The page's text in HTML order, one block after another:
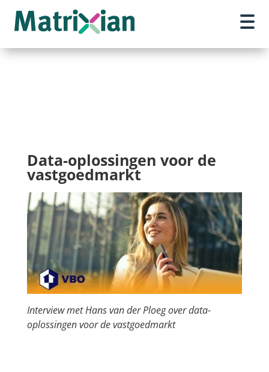
Data-oplossingen voor de
vastgoedmarkt
Interview met Hans van der Ploeg over data-
oplossingen voor de vastgoedmarkt